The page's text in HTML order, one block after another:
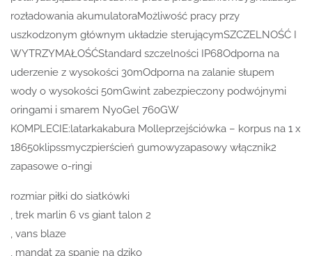
rozładowania akumulatoraMożliwość pracy przy
uszkodzonym głównym układzie sterującymSZCZELNOŚĆ I
WYTRZYMAŁOŚĆStandard szczelności IP68Odporna na
uderzenie z wysokości 30mOdporna na zalanie słupem
wody o wysokości 50mGwint zabezpieczony podwójnymi
oringami i smarem NyoGel 760GW
KOMPLECIE:latarkakabura Molleprzejściówka – korpus na 1 x
18650klipssmyczpierścień gumowyzapasowy włącznik2
zapasowe o-ringi
rozmiar piłki do siatkówki
, trek marlin 6 vs giant talon 2
, vans blaze
, mandat za spanie na dziko